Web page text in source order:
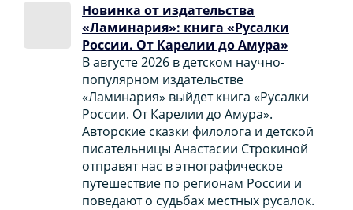
Новинка от издательства
«Ламинария»: книга «Русалки
России. От Карелии до Амура»
В августе 2026 в детском научно-
популярном издательстве
«Ламинария» выйдет книга «Русалки
России. От Карелии до Амура».
Авторские сказки филолога и детской
писательницы Анастасии Строкиной
отправят нас в этнографическое
путешествие по регионам России и
поведают о судьбах местных русалок.